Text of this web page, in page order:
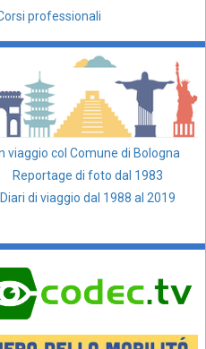
professionali
viaggio col Comune di Bologna
Reportage di foto dal 1983
Diari di viaggio dal 1988 al 2019